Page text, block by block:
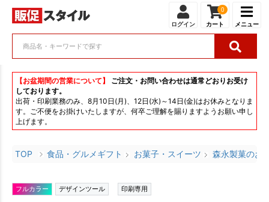
ログイン
0
カート メニュー
【お盆期間の営業について】
ご注文・お問い合わせは通常どおりお受け
しております。
出荷・印刷業務のみ、8月10日(月)、12日(水)～14日(金)はお休みとなりま
す。ご不便をお掛けいたしますが、何卒ご理解を賜りますようお願い申し
上げます。
TOP 食品・グルメギフト お菓子・スイーツ 森永製菓のお
フルカラー デザインツール 印刷専用